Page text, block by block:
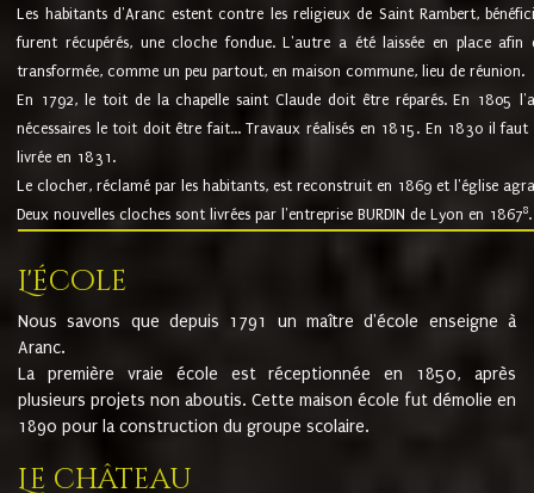
Les habitants d'Aranc estent contre les religieux de Saint Rambert,
furent récupérés, une cloche fondue. L'autre a été laissée en place
transformée, comme un peu partout, en maison commune, lieu de réunion.
En 1792, le toit de la chapelle saint Claude doit être réparés. En 1805
nécessaires le toit doit être fait... Travaux réalisés en 1815. En 1830 il
livrée en 1831.
Le clocher, réclamé par les habitants, est reconstruit en 1869 et l'église
Deux nouvelles cloches sont livrées par l'entreprise BURDIN de Lyon en 18678.
L'école
Nous savons que depuis 1791 un maître d'école enseigne à
Aranc.
La première vraie école est réceptionnée en 1850, après
plusieurs projets non aboutis. Cette maison école fut démolie en
1890 pour la construction du groupe scolaire.
Le château